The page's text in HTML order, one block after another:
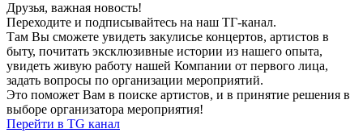
Друзья, важная новость!
Переходите и подписывайтесь на наш ТГ-канал.
Там Вы сможете увидеть закулисье концертов, артистов в
быту, почитать эксклюзивные истории из нашего опыта,
увидеть живую работу нашей Компании от первого лица,
задать вопросы по организации мероприятий.
Это поможет Вам в поиске артистов, и в принятие решения в
выборе организатора мероприятия!
Перейти в TG канал